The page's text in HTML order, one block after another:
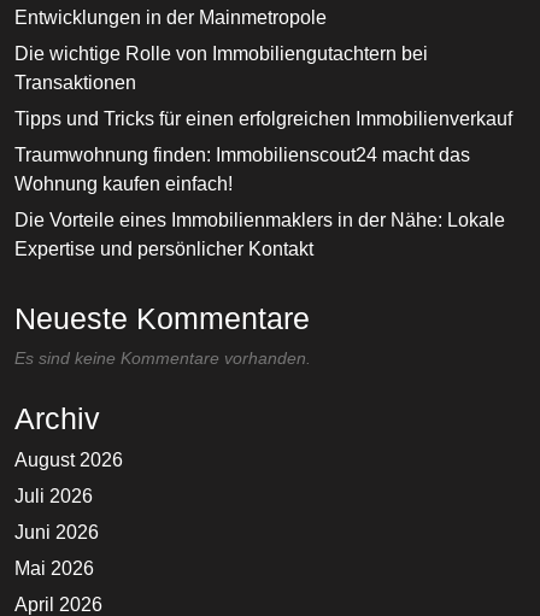
Entwicklungen in der Mainmetropole
Die wichtige Rolle von Immobiliengutachtern bei
Transaktionen
Tipps und Tricks für einen erfolgreichen Immobilienverkauf
Traumwohnung finden: Immobilienscout24 macht das
Wohnung kaufen einfach!
Die Vorteile eines Immobilienmaklers in der Nähe: Lokale
Expertise und persönlicher Kontakt
Neueste Kommentare
Es sind keine Kommentare vorhanden.
Archiv
August 2026
Juli 2026
Juni 2026
Mai 2026
April 2026